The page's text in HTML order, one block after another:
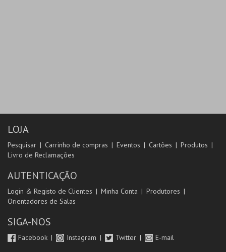
LOJA
Pesquisar Carrinho de compras Eventos Cartões
Produtos
Livro de Reclamações
AUTENTICAÇÃO
Login & Registo de Clientes Minha Conta
Produtores
Orientadores de Salas
SIGA-NOS
Facebook Instagram Twitter E-mail